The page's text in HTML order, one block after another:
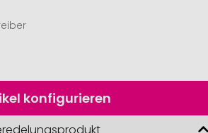
konfigurieren